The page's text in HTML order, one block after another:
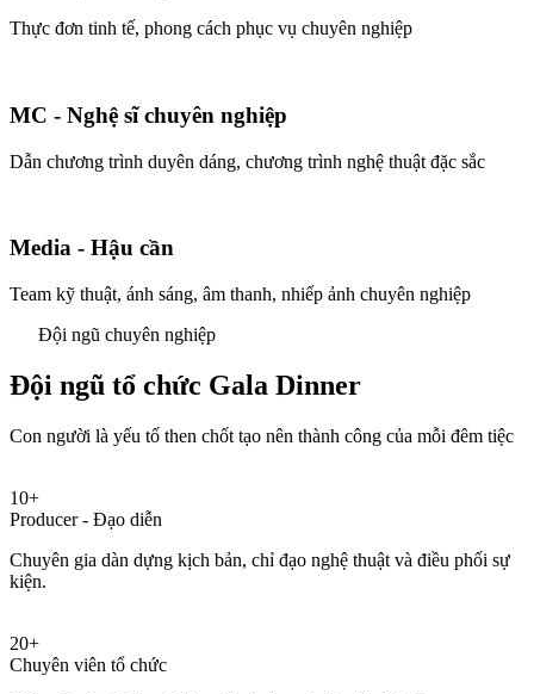
Thực đơn tinh tế, phong cách phục vụ chuyên nghiệp
MC - Nghệ sĩ chuyên nghiệp
Dẫn chương trình duyên dáng, chương trình nghệ thuật đặc sắc
Media - Hậu cần
Team kỹ thuật, ánh sáng, âm thanh, nhiếp ảnh chuyên nghiệp
Đội ngũ chuyên nghiệp
Đội ngũ tổ chức Gala Dinner
Con người là yếu tố then chốt tạo nên thành công của mỗi đêm tiệc
10+
Producer - Đạo diễn
Chuyên gia dàn dựng kịch bản, chỉ đạo nghệ thuật và điều phối sự
kiện.
20+
Chuyên viên tổ chức